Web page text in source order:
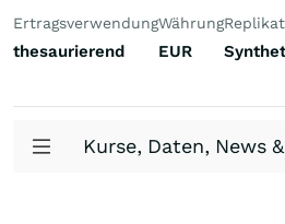
Ertragsverwendung
thesaurierend
Währung
EUR
Kurse, Daten, News